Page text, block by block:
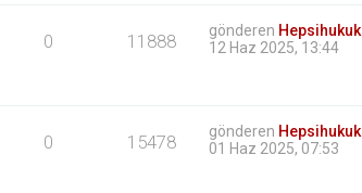
0 11888 gönderen Hepsihukuk
12 Haz 2025, 13:44
0 15478 gönderen Hepsihukuk
01 Haz 2025, 07:53